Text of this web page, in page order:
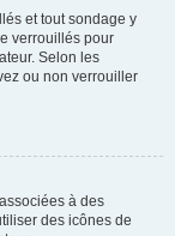
et tout sondage y
verrouillés pour
Selon les
ou non verrouiller
à des
des icônes de